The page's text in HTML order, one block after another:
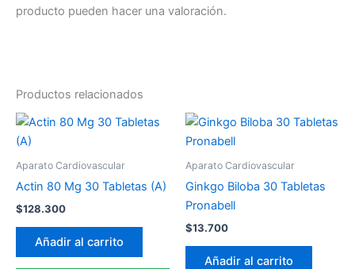
producto pueden hacer una valoración.
Productos relacionados
Aparato Cardiovascular
Actin 80 Mg 30 Tabletas (A)
$128.300
Añadir al carrito
Aparato Cardiovascular
Ginkgo Biloba 30 Tabletas
Pronabell
$13.700
Añadir al carrito